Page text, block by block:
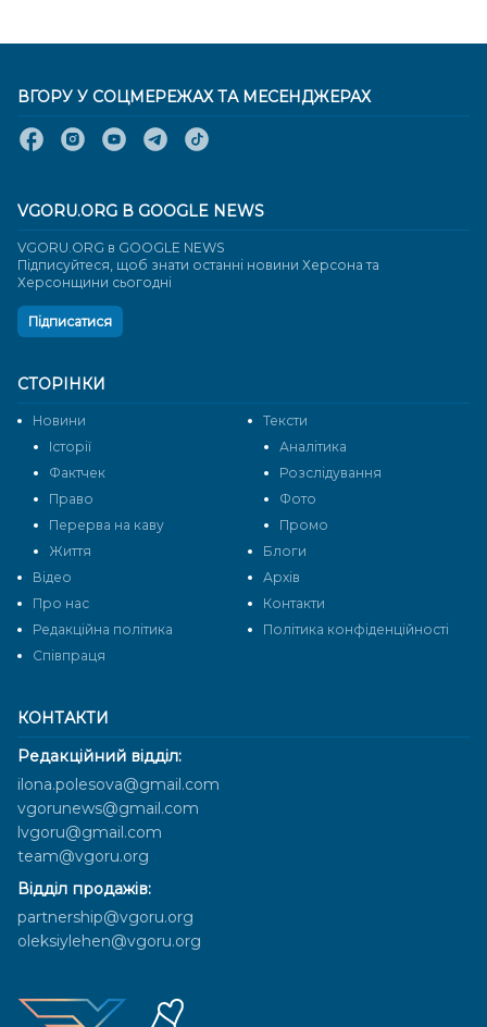
КОНТАКТИ
Редакційний відділ:
ilona.polesova@gmail.com
vgorunews@gmail.com
lvgoru@gmail.com
team@vgoru.org
Відділ продажів:
partnership@vgoru.org
oleksiylehen@vgoru.org
СТОРІНКИ
Новини
Тексти
Історії
Аналітика
Фактчек
Розслідування
Право
Фото
Перерва на каву
Промо
Життя
Блоги
Відео
Архів
Про нас
Контакти
Редакційна політика
Політика конфіденційності
Cпівпраця
ВГОРУ У СОЦМЕРЕЖАХ ТА МЕСЕНДЖЕРАХ
VGORU.ORG В GOOGLE NEWS
VGORU.ORG в GOOGLE NEWS
Підписуйтеся, щоб знати останні новини Херсона та
Херсонщини сьогодні
Підписатися